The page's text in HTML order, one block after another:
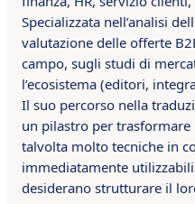
Specializzata nell’analisi
valutazione delle offerte
campo, sugli studi di
l’ecosistema (editori,
Il suo percorso nella
un pilastro per
talvolta molto tecniche in
immediatamente
desiderano strutturare il